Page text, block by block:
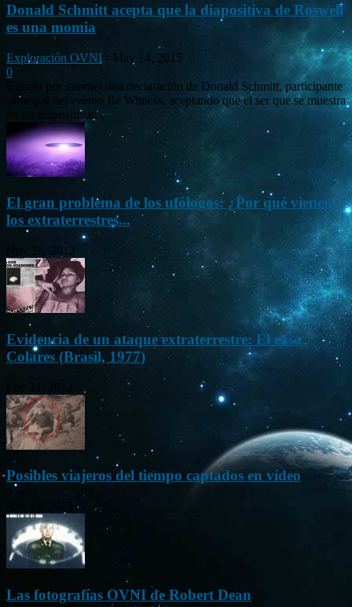
Donald Schmitt acepta que la diapositiva de Roswell
es una momia
Exploración OVNI - May 14, 2015
0
Circula por internet una declaración de Donald Schmitt, participante
principal del evento Be Witness, aceptando que el ser que se muestra
en las diapositivas...
El gran problema de los ufólogos: ¿Por qué vienen
los extraterrestres...
Nov 26, 2012
Evidencia de un ataque extraterrestre: El caso
Colares (Brasil, 1977)
Posibles viajeros del tiempo captados en vídeo
Las fotografías OVNI de Robert Dean